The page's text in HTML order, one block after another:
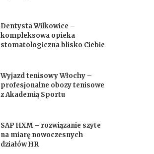
Dentysta Wilkowice –
kompleksowa opieka
stomatologiczna blisko Ciebie
Wyjazd tenisowy Włochy –
profesjonalne obozy tenisowe
z Akademią Sportu
SAP HXM – rozwiązanie szyte
na miarę nowoczesnych
działów HR